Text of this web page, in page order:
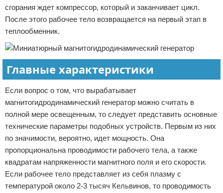
сгорания ждет компрессор, который и заканчивает цикл.
После этого рабочее тело возвращается на первый этап в
теплообменник.
Главные характеристики
Если вопрос о том, что вырабатывает
магнитогидродинамический генератор можно считать в
полной мере освещенным, то следует представить основные
технические параметры подобных устройств. Первым из них
по значимости, вероятно, идет мощность. Она
пропорциональна проводимости рабочего тела, а также
квадратам напряженности магнитного поля и его скорости.
Если рабочее тело представляет из себя плазму с
температурой около 2-3 тысяч Кельвинов, то проводимость